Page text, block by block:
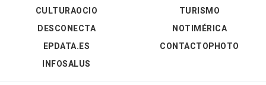
CULTURAOCIO
DESCONECTA
EPDATA.ES
INFOSALUS
TURISMO
NOTIMÉRICA
CONTACTOPHOTO